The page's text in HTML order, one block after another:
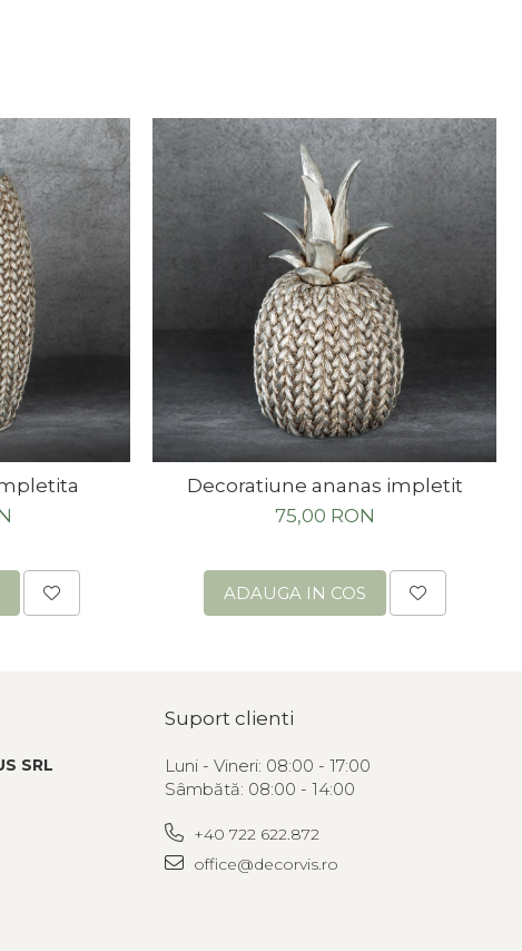
Decoratiune ananas impletit
75,00 RON
ADAUGA IN COS
SRL
Suport clienti
Luni - Vineri: 08:00 - 17:00
Sâmbătă: 08:00 - 14:00
+40 722 622.872
office@decorvis.ro